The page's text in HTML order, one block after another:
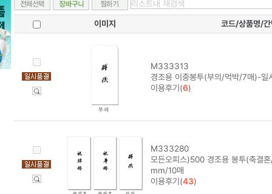
이미지 코드/상품명/간
M333313
경조용 이중봉투(부의/먹박/7매)-
이용후기(6)
M333280
모든오피스)500 경조용 봉투(축결
mm/10매
이용후기(43)